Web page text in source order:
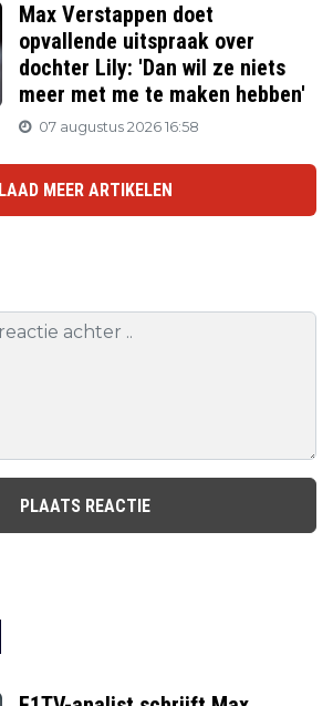
Max Verstappen doet
opvallende uitspraak over
dochter Lily: 'Dan wil ze niets
meer met me te maken hebben'
07 augustus 2026 16:58
LAAD MEER ARTIKELEN
PLAATS REACTIE